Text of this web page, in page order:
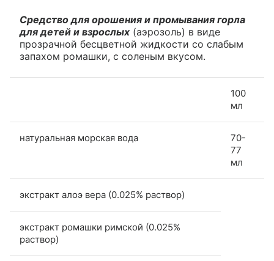
Средство для орошения и промывания горла
для детей и взрослых(аэрозоль) в виде
прозрачной бесцветной жидкости со слабым
запахом ромашки, с соленым вкусом.
100
мл
натуральная морская вода
70-
77
мл
экстракт алоэ вера (0.025% раствор)
экстракт ромашки римской (0.025%
раствор)